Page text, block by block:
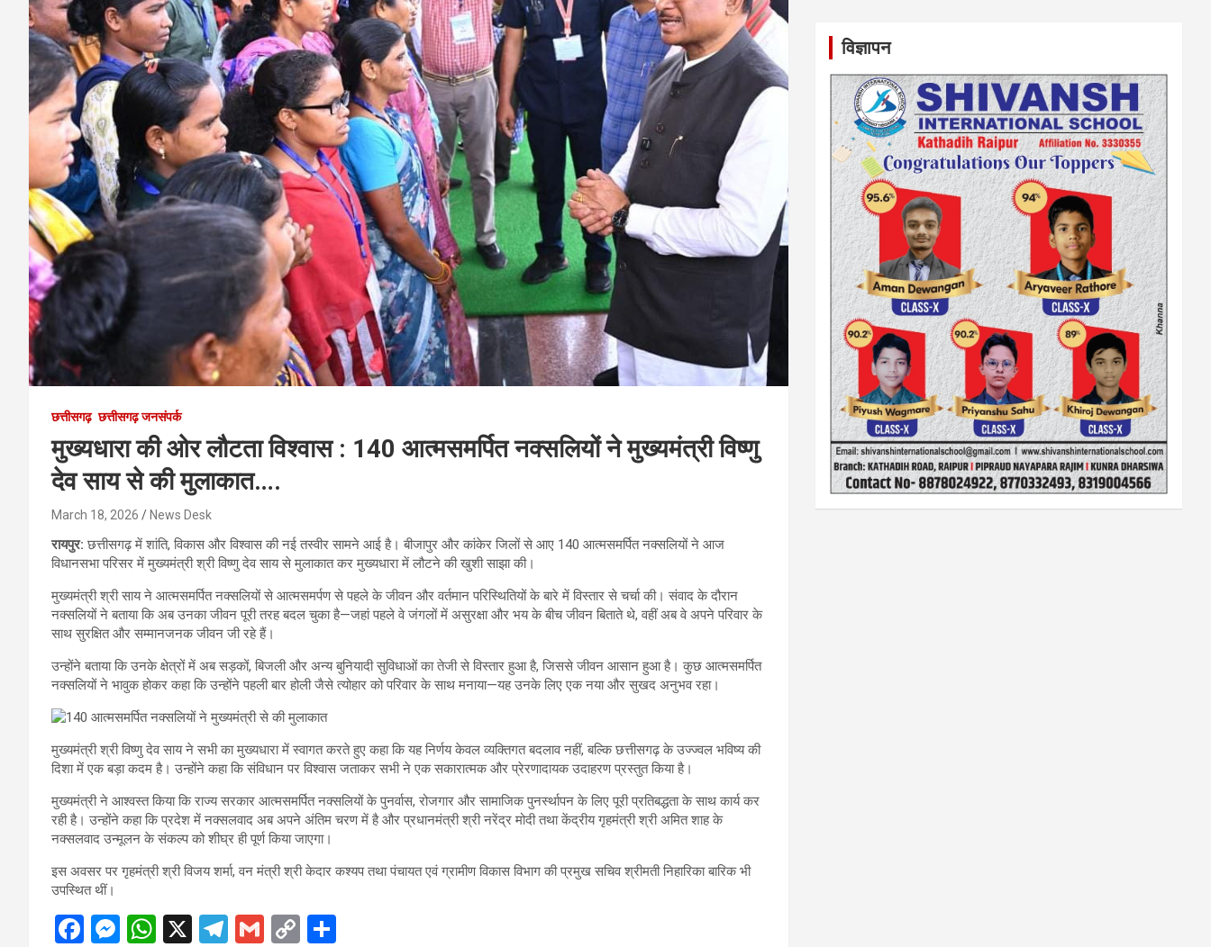
छत्तीसगढ़ छत्तीसगढ़ जनसंपर्क
मुख्यधारा की ओर लौटता विश्वास : 140 आत्मसमर्पित नक्सलियों ने मुख्यमंत्री विष्णु
देव साय से की मुलाकात….
March 18, 2026 News Desk
रायपुर:छत्तीसगढ़ में शांति, विकास और विश्वास की नई तस्वीर सामने आई है। बीजापुर और कांकेर जिलों से आए 140 आत्मसमर्पित नक्सलियों ने आज
विधानसभा परिसर में मुख्यमंत्री श्री विष्णु देव साय से मुलाकात कर मुख्यधारा में लौटने की खुशी साझा की।
मुख्यमंत्री श्री साय ने आत्मसमर्पित नक्सलियों से आत्मसमर्पण से पहले के जीवन और वर्तमान परिस्थितियों के बारे में विस्तार से चर्चा की। संवाद के दौरान
नक्सलियों ने बताया कि अब उनका जीवन पूरी तरह बदल चुका है—जहां पहले वे जंगलों में असुरक्षा और भय के बीच जीवन बिताते थे, वहीं अब वे अपने परिवार के
साथ सुरक्षित और सम्मानजनक जीवन जी रहे हैं।
उन्होंने बताया कि उनके क्षेत्रों में अब सड़कों, बिजली और अन्य बुनियादी सुविधाओं का तेजी से विस्तार हुआ है, जिससे जीवन आसान हुआ है। कुछ आत्मसमर्पित
नक्सलियों ने भावुक होकर कहा कि उन्होंने पहली बार होली जैसे त्योहार को परिवार के साथ मनाया—यह उनके लिए एक नया और सुखद अनुभव रहा।
मुख्यमंत्री श्री विष्णु देव साय ने सभी का मुख्यधारा में स्वागत करते हुए कहा कि यह निर्णय केवल व्यक्तिगत बदलाव नहीं, बल्कि छत्तीसगढ़ के उज्ज्वल भविष्य की
दिशा में एक बड़ा कदम है। उन्होंने कहा कि संविधान पर विश्वास जताकर सभी ने एक सकारात्मक और प्रेरणादायक उदाहरण प्रस्तुत किया है।
मुख्यमंत्री ने आश्वस्त किया कि राज्य सरकार आत्मसमर्पित नक्सलियों के पुनर्वास, रोजगार और सामाजिक पुनर्स्थापन के लिए पूरी प्रतिबद्धता के साथ कार्य कर
रही है। उन्होंने कहा कि प्रदेश में नक्सलवाद अब अपने अंतिम चरण में है और प्रधानमंत्री श्री नरेंद्र मोदी तथा केंद्रीय गृहमंत्री श्री अमित शाह के
नक्सलवाद उन्मूलन के संकल्प को शीघ्र ही पूर्ण किया जाएगा।
इस अवसर पर गृहमंत्री श्री विजय शर्मा, वन मंत्री श्री केदार कश्यप तथा पंचायत एवं ग्रामीण विकास विभाग की प्रमुख सचिव श्रीमती निहारिका बारिक भी
उपस्थित थीं।
F
M W X
T
G
C
विज्ञापन